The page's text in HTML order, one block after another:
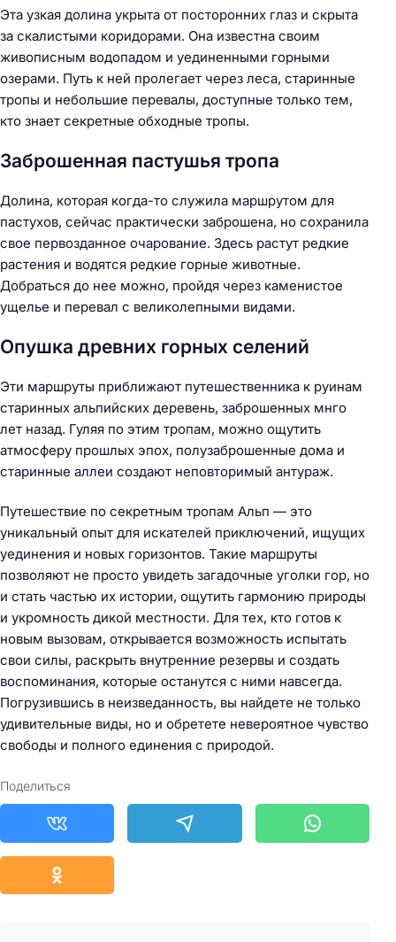
Эта узкая долина укрыта от посторонних глаз и скрыта
за скалистыми коридорами. Она известна своим
живописным водопадом и уединенными горными
озерами. Путь к ней пролегает через леса, старинные
тропы и небольшие перевалы, доступные только тем,
кто знает секретные обходные тропы.
Заброшенная пастушья тропа
Долина, которая когда-то служила маршрутом для
пастухов, сейчас практически заброшена, но сохранила
свое первозданное очарование. Здесь растут редкие
растения и водятся редкие горные животные.
Добраться до нее можно, пройдя через каменистое
ущелье и перевал с великолепными видами.
Опушка древних горных селений
Эти маршруты приближают путешественника к руинам
старинных альпийских деревень, заброшенных мнго
лет назад. Гуляя по этим тропам, можно ощутить
атмосферу прошлых эпох, полузаброшенные дома и
старинные аллеи создают неповторимый антураж.
Путешествие по секретным тропам Альп — это
уникальный опыт для искателей приключений, ищущих
уединения и новых горизонтов. Такие маршруты
позволяют не просто увидеть загадочные уголки гор, но
и стать частью их истории, ощутить гармонию природы
и укромность дикой местности. Для тех, кто готов к
новым вызовам, открывается возможность испытать
свои силы, раскрыть внутренние резервы и создать
воспоминания, которые останутся с ними навсегда.
Погрузившись в неизведанность, вы найдете не только
удивительные виды, но и обретете невероятное чувство
свободы и полного единения с природой.
Поделиться
: